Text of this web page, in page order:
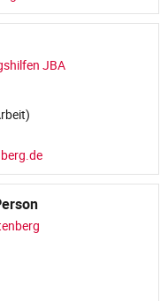
JBA